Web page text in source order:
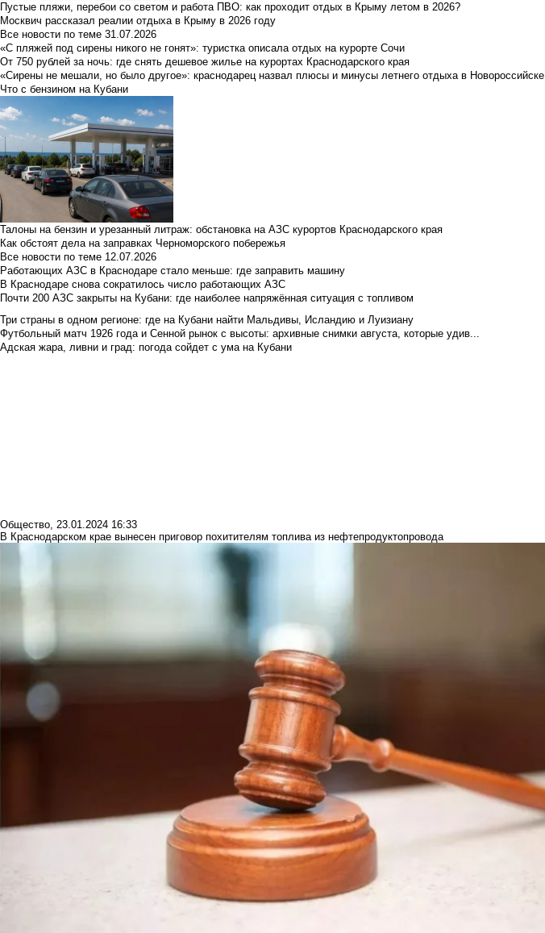
Пустые пляжи, перебои со светом и работа ПВО: как проходит отдых в Крыму летом в 2026?
Москвич рассказал реалии отдыха в Крыму в 2026 году
Все новости по теме 31.07.2026
«С пляжей под сирены никого не гонят»: туристка описала отдых на курорте Сочи
От 750 рублей за ночь: где снять дешевое жилье на курортах Краснодарского края
«Сирены не мешали, но было другое»: краснодарец назвал плюсы и минусы летнего отдыха в Новороссийске
Что с бензином на Кубани
Талоны на бензин и урезанный литраж: обстановка на АЗС курортов Краснодарского края
Как обстоят дела на заправках Черноморского побережья
Все новости по теме 12.07.2026
Работающих АЗС в Краснодаре стало меньше: где заправить машину
В Краснодаре снова сократилось число работающих АЗС
Почти 200 АЗС закрыты на Кубани: где наиболее напряжённая ситуация с топливом
Три страны в одном регионе: где на Кубани найти Мальдивы, Исландию и Луизиану
Футбольный матч 1926 года и Сенной рынок с высоты: архивные снимки августа, которые удив...
Адская жара, ливни и град: погода сойдет с ума на Кубани
Общество, 23.01.2024 16:33
В Краснодарском крае вынесен приговор похитителям топлива из нефтепродуктопровода